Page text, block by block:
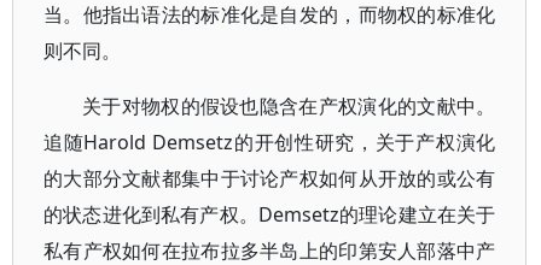
当。他指出语法的标准化是自发的，而物权的标准化
则不同。
关于对物权的假设也隐含在产权演化的文献中。
追随Harold Demsetz的开创性研究，关于产权演化
的大部分文献都集中于讨论产权如何从开放的或公有
的状态进化到私有产权。Demsetz的理论建立在关于
私有产权如何在拉布拉多半岛上的印第安人部落中产